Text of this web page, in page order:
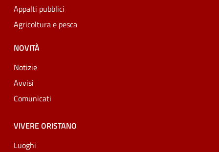
Appalti pubblici
Agricoltura e pesca
NOVITÀ
Notizie
Avvisi
Comunicati
VIVERE ORISTANO
Luoghi